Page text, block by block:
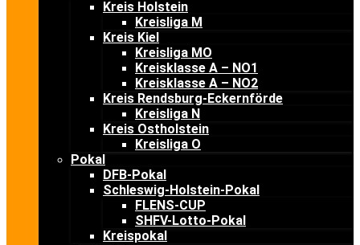
Kreis Holstein
Kreisliga M
Kreis Kiel
Kreisliga MO
Kreisklasse A – NO1
Kreisklasse A – NO2
Kreis Rendsburg-Eckernförde
Kreisliga N
Kreis Ostholstein
Kreisliga O
Pokal
DFB-Pokal
Schleswig-Holstein-Pokal
FLENS-CUP
SHFV-Lotto-Pokal
Kreispokal